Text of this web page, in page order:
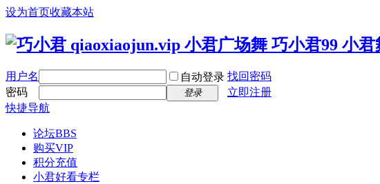
设为首页收藏本站
用户名 自动登录 找回密码
密码
登录
立即注册
快捷导航
论坛BBS
购买VIP
积分充值
小君好看专栏